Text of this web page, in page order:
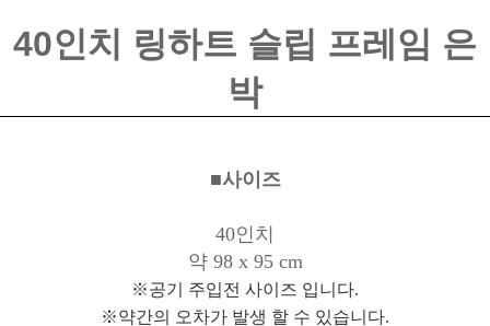
40인치 링하트 슬립 프레임 은
박
■사이즈
40인치
약 98 x 95 cm
※공기 주입전 사이즈 입니다.
※약간의 오차가 발생 할 수 있습니다.